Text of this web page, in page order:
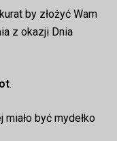
by złożyć Wam
z okazji Dnia
.
być mydełko